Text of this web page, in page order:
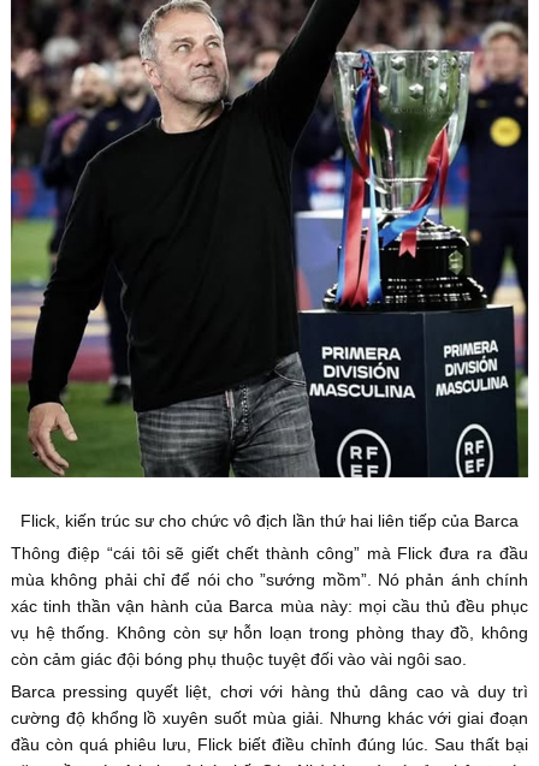
Flick, kiến trúc sư cho chức vô địch lần thứ hai liên tiếp của Barca
Thông điệp “cái tôi sẽ giết chết thành công” mà Flick đưa ra đầu
mùa không phải chỉ để nói cho ”sướng mồm”. Nó phản ánh chính
xác tinh thần vận hành của Barca mùa này: mọi cầu thủ đều phục
vụ hệ thống. Không còn sự hỗn loạn trong phòng thay đồ, không
còn cảm giác đội bóng phụ thuộc tuyệt đối vào vài ngôi sao.
Barca pressing quyết liệt, chơi với hàng thủ dâng cao và duy trì
cường độ khổng lồ xuyên suốt mùa giải. Nhưng khác với giai đoạn
đầu còn quá phiêu lưu, Flick biết điều chỉnh đúng lúc. Sau thất bại